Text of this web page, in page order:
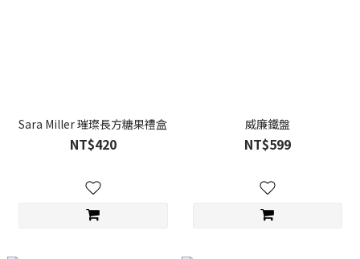
Sara Miller 璀璨長方糖果禮盒
NT$420
威廉鐵盤
NT$599